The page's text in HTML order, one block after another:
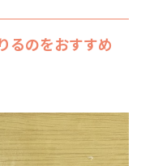
るのをおすすめ